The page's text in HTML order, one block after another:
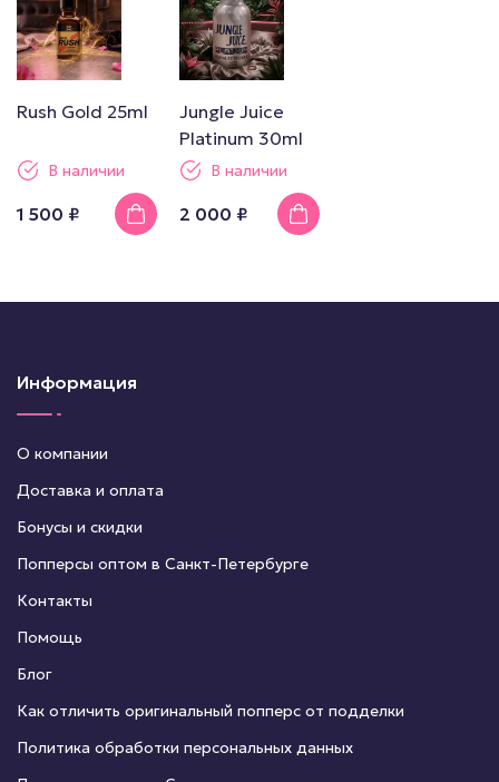
Rush Gold 25ml
В наличии
1 500 ₽
Jungle Juice
Platinum 30ml
В наличии
2 000 ₽
Информация
О компании
Доставка и оплата
Бонусы и скидки
Попперсы оптом в Санкт-Петербурге
Контакты
Помощь
Блог
Как отличить оригинальный попперс от подделки
Политика обработки персональных данных